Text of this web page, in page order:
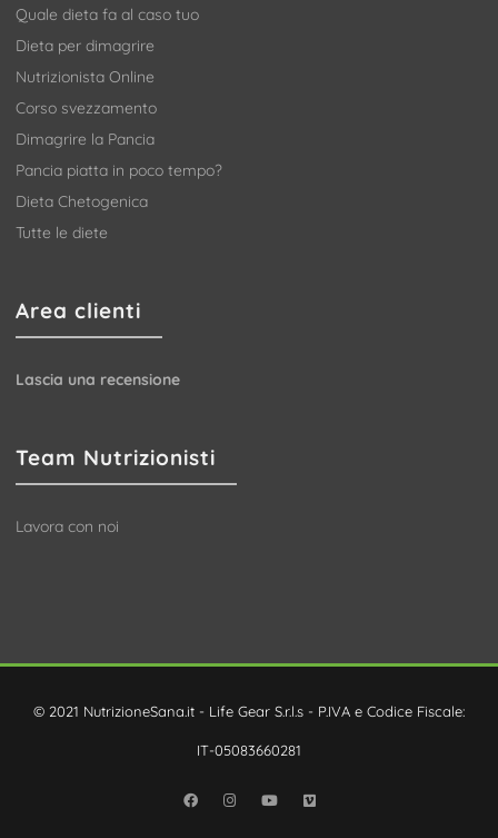
Quale dieta fa al caso tuo
Dieta per dimagrire
Nutrizionista Online
Corso svezzamento
Dimagrire la Pancia
Pancia piatta in poco tempo?
Dieta Chetogenica
Tutte le diete
Area clienti
Lascia una recensione
Team Nutrizionisti
Lavora con noi
© 2021 NutrizioneSana.it - Life Gear S.r.l.s - P.IVA e Codice Fiscale:
IT-05083660281
FacebookInstagramYouTubeVimeo